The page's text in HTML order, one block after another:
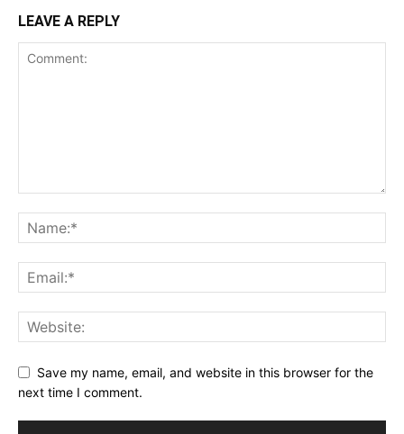
LEAVE A REPLY
Save my name, email, and website in this browser for the
next time I comment.